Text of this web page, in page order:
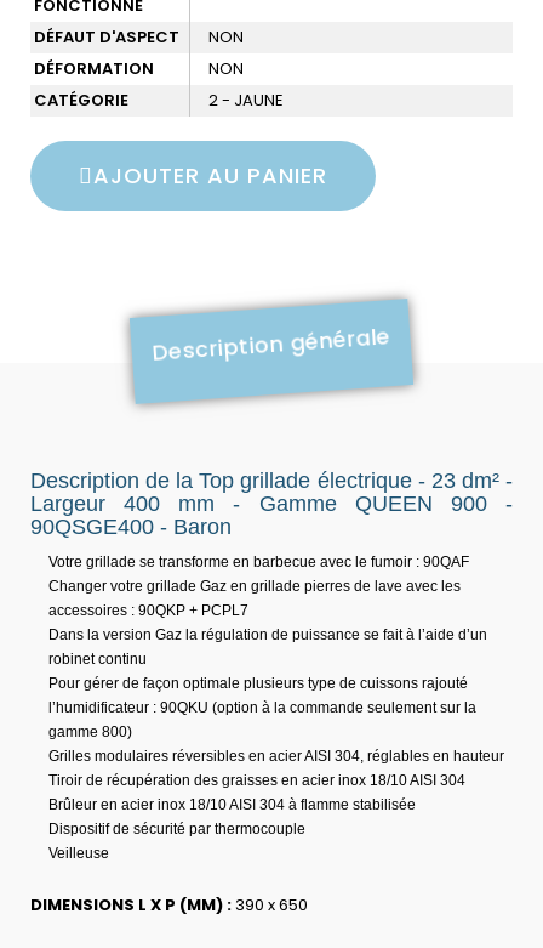
FONCTIONNÉ
DÉFAUT D'ASPECT
NON
DÉFORMATION
NON
CATÉGORIE
2 - JAUNE
AJOUTER AU PANIER
Description générale
Description de la Top grillade électrique - 23 dm² -
Largeur 400 mm - Gamme QUEEN 900 -
90QSGE400 - Baron
Votre grillade se transforme en barbecue avec le fumoir : 90QAF
Changer votre grillade Gaz en grillade pierres de lave avec les
accessoires : 90QKP + PCPL7
Dans la version Gaz la régulation de puissance se fait à l’aide d’un
robinet continu
Pour gérer de façon optimale plusieurs type de cuissons rajouté
l’humidificateur : 90QKU (option à la commande seulement sur la
gamme 800)
Grilles modulaires réversibles en acier AISI 304, réglables en hauteur
Tiroir de récupération des graisses en acier inox 18/10 AISI 304
Brûleur en acier inox 18/10 AISI 304 à flamme stabilisée
Dispositif de sécurité par thermocouple
Veilleuse
DIMENSIONS L X P (MM) :390 x 650